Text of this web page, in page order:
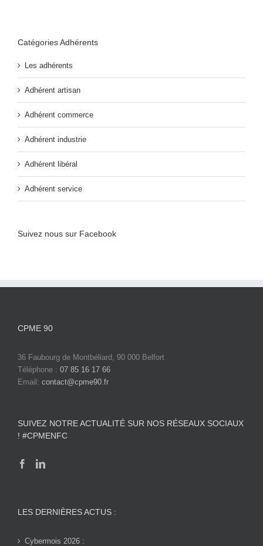
Catégories Adhérents
Les adhérents
Adhérent artisan
Adhérent commerce
Adhérent industrie
Adhérent libéral
Adhérent service
Suivez nous sur Facebook
CPME 90
36 Faubourg de Montbéliard, 90 000 Belfort
Téléphone : 07 85 16 17 66
Email: contact@cpme90.fr
SUIVEZ NOTRE ACTUALITÉ SUR NOS RÉSEAUX SOCIAUX
! #CPMENFC
LES DERNIÈRES ACTUS :
Cybermois 2026 :